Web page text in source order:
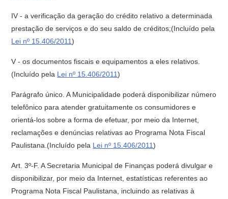
IV - a verificação da geração do crédito relativo a determinada
prestação de serviços e do seu saldo de créditos;(Incluído pela
Lei nº 15.406/2011)
V - os documentos fiscais e equipamentos a eles relativos.
(Incluído pela Lei nº 15.406/2011)
Parágrafo único. A Municipalidade poderá disponibilizar número
telefônico para atender gratuitamente os consumidores e
orientá-los sobre a forma de efetuar, por meio da Internet,
reclamações e denúncias relativas ao Programa Nota Fiscal
Paulistana.(Incluído pela Lei nº 15.406/2011)
Art. 3º-F. A Secretaria Municipal de Finanças poderá divulgar e
disponibilizar, por meio da Internet, estatísticas referentes ao
Programa Nota Fiscal Paulistana, incluindo as relativas à